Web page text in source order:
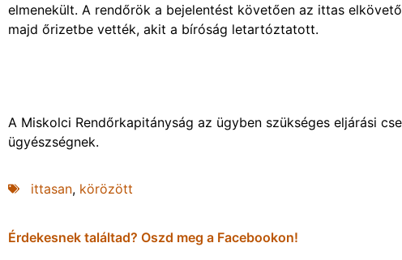
elmenekült. A rendőrök a bejelentést követően az ittas
majd őrizetbe vették, akit a bíróság letartóztatott.
A Miskolci Rendőrkapitányság az ügyben szükséges eljárási
ügyészségnek.
ittasan, körözött
Érdekesnek találtad? Oszd meg a Facebookon!